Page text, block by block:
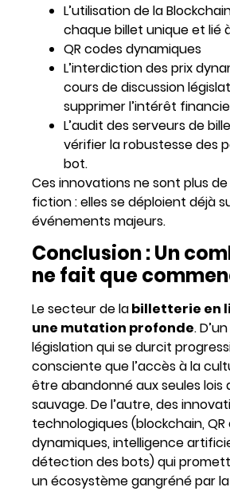
L’utilisation de la
chaque billet unique et lié
QR codes dynamiques
L’interdiction des prix
cours de discussion
supprimer l’intérêt
L’audit des serveurs de
vérifier la robustesse des
bot.
Ces innovations ne sont plus
fiction : elles se déploient déjà
événements majeurs.
Conclusion : Un
ne fait que
Le secteur de labilletterie en
une mutation profonde.
législation qui se durcit
consciente que l’accès à la
être abandonné aux seules lois
sauvage. De l’autre, des
technologiques (blockchain,
dynamiques, intelligence
détection des bots) qui
un écosystème gangréné par